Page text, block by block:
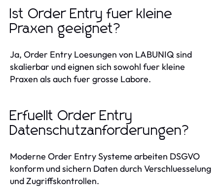
Ist Order Entry fuer kleine
Praxen geeignet?
Ja, Order Entry Loesungen von LABUNIQ sind
skalierbar und eignen sich sowohl fuer kleine
Praxen als auch fuer grosse Labore.
Erfuellt Order Entry
Datenschutzanforderungen?
Moderne Order Entry Systeme arbeiten DSGVO
konform und sichern Daten durch Verschluesselung
und Zugriffskontrollen.